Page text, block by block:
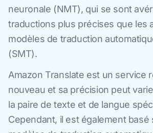
neuronale (NMT), qui se sont
traductions plus précises que les
modèles de traduction
(SMT).
Amazon Translate est un service
nouveau et sa précision peut
la paire de texte et de langue
Cependant, il est également basé